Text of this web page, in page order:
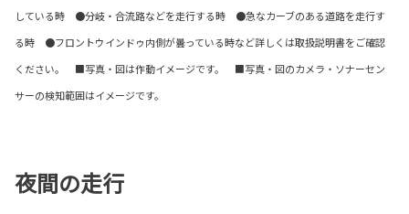
している時 ●分岐・合流路などを走行する時 ●急なカーブのある道路を走行す
る時 ●フロントウインドゥ内側が曇っている時など詳しくは取扱説明書をご確認
ください。 ■写真・図は作動イメージです。 ■写真・図のカメラ・ソナーセン
サーの検知範囲はイメージです。
夜間の走行